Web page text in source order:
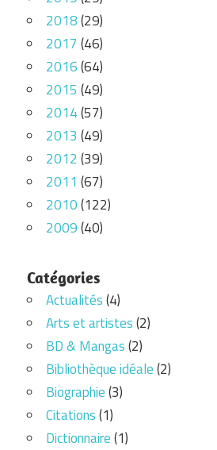
2018(29)
2017 (46)
2016(64)
2015 (49)
2014(57)
2013 (49)
2012 (39)
2011 (67)
2010(122)
2009(40)
Catégories
Actualités(4)
Arts et artistes(2)
BD & Mangas(2)
Bibliothèque idéale(2)
Biographie(3)
Citations(1)
Dictionnaire(1)